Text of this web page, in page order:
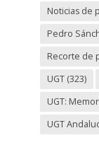
Noticias de
Pedro
Recorte de
UGT(323)
UGT:
UGT